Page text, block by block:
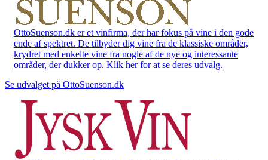
OttoSuenson.dk er et vinfirma, der har fokus på vine i den gode
ende af spektret. De tilbyder dig vine fra de klassiske områder,
krydret med enkelte vine fra nogle af de nye og interessante
områder, der dukker op. Klik her for at se deres udvalg.
Se udvalget på OttoSuenson.dk